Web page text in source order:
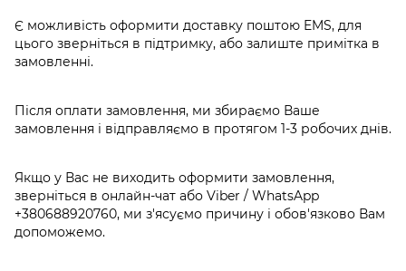
Є можливість оформити доставку поштою EMS, для
цього зверніться в підтримку, або залиште примітка в
замовленні.
Після оплати замовлення, ми збираємо Ваше
замовлення і відправляємо в протягом 1-3 робочих днів.
Якщо у Вас не виходить оформити замовлення,
зверніться в онлайн-чат або Viber / WhatsApp
+380688920760, ми з'ясуємо причину і обов'язково Вам
допоможемо.